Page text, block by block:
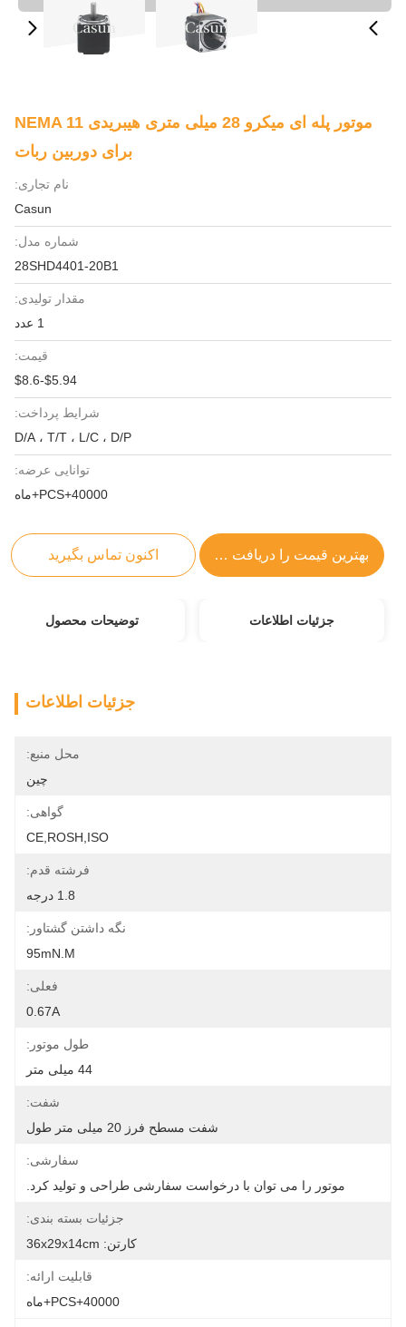
موتور پله ای میکرو 28 میلی متری هیبریدی NEMA 11
برای دوربین ربات
نام تجاری:
Casun
شماره مدل:
28SHD4401-20B1
مقدار تولیدی:
قیمت:
$5.94-$8.6
شرایط پرداخت:
D/A ، T/T ، L/C ، D/P
توانایی عرضه:
40000+PCS+ماه
بهترین قیمت را دریافت کنید اکنون تماس بگیرید
جزئیات اطلاعات توضیحات محصول
جزئیات اطلاعات
محل منبع:
چین
گواهی:
CE,ROSH,ISO
فرشته قدم:
1.8 درجه
نگه داشتن گشتاور:
95mN.m
فعلی:
0.67A
طول موتور:
44 میلی متر
شفت:
شفت مسطح فرز 20 میلی متر طول
سفارشی:
موتور را می توان با درخواست سفارشی طراحی و تولید کرد.
جزئیات بسته بندی:
کارتن: 36x29x14cm
قابلیت ارائه:
40000+PCS+ماه